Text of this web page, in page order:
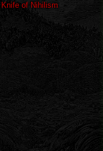
of Nihilism